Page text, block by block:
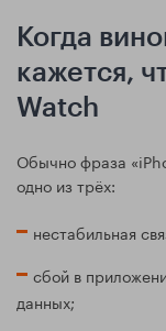
Когда
кажется,
Watch
Обычно фраза
одно из трёх:
нестабильная
сбой в
данных;